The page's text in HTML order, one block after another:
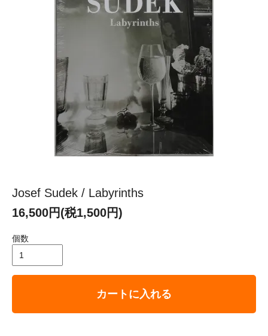
Josef Sudek / Labyrinths
16,500円(税1,500円)
個数
カートに入れる